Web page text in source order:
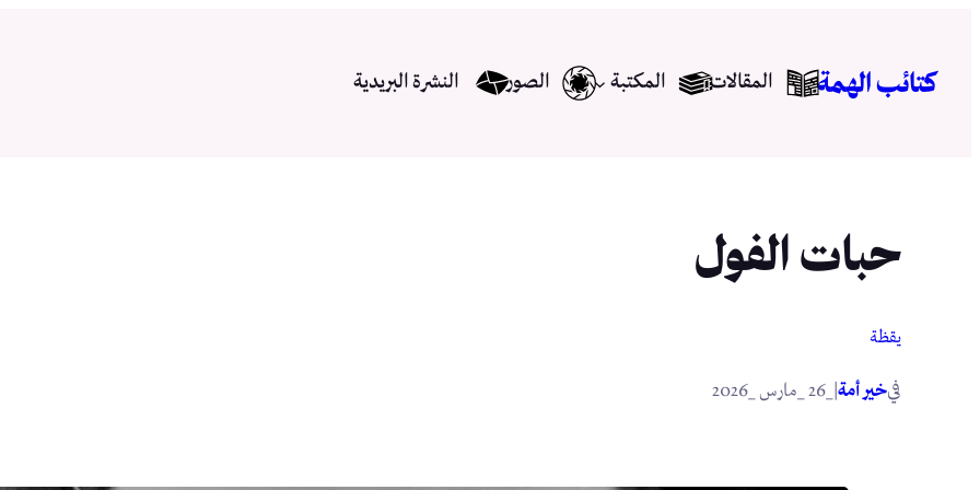
المحتوىكتائب الهمة المقالات المكتبة الصور النشرة البريدية
حبات الفول
يقظة
فيخير أمة